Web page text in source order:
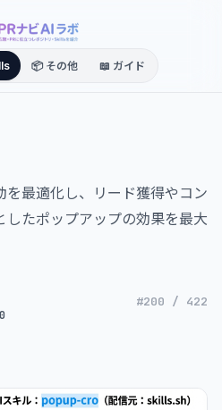
📦 その他 📖 ガイド
を最適化し、リード獲得やコン
したポップアップの効果を最大
#200 / 422